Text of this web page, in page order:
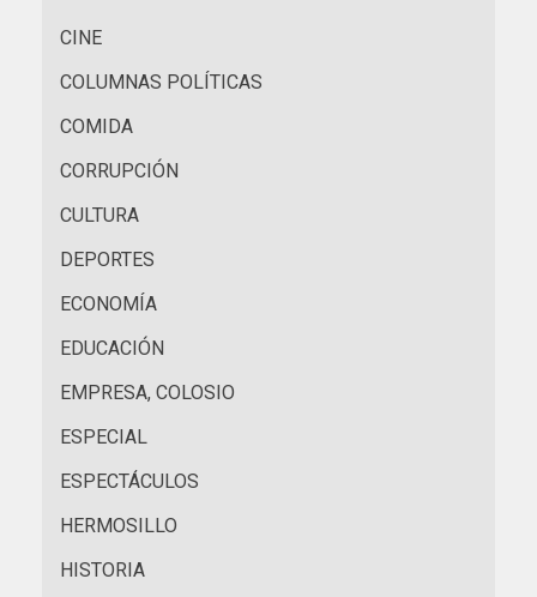
CINE
COLUMNAS POLÍTICAS
COMIDA
CORRUPCIÓN
CULTURA
DEPORTES
ECONOMÍA
EDUCACIÓN
EMPRESA, COLOSIO
ESPECIAL
ESPECTÁCULOS
HERMOSILLO
HISTORIA